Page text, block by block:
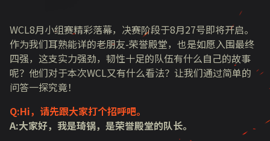
WCL8月小组赛精彩落幕，决赛阶段于8月27号即将开启。
作为我们耳熟能详的老朋友-荣誉殿堂，也是如愿入围最终
四强，这支实力强劲，韧性十足的队伍有什么自己的故事
呢？他们对于本次WCL又有什么看法？让我们通过简单的
问答一探究竟！
Q:Hi，请先跟大家打个招呼吧。
A:大家好，我是琦锅，是荣誉殿堂的队长。